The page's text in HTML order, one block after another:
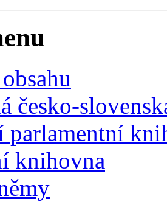
česko-
parlamentní
knihovna